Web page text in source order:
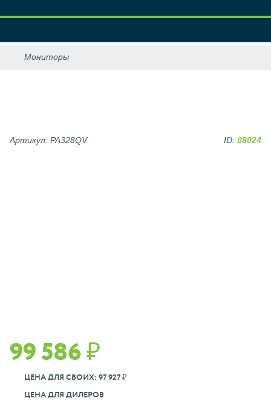
99 586 ₽
ЦЕНА ДЛЯ СВОИХ: 97 927 ₽
ЦЕНА ДЛЯ ДИЛЕРОВ
Артикул: PA328QV ID: 08024